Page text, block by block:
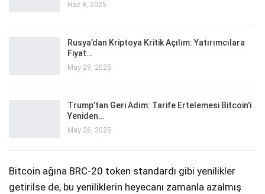
Haz 8, 2025
Rusya’dan Kriptoya Kritik Açılım: Yatırımcılara
Fiyat…
May 29, 2025
Trump’tan Geri Adım: Tarife Ertelemesi Bitcoin’i
Yeniden…
May 26, 2025
Bitcoin ağına BRC-20 token standardı gibi yenilikler
getirilse de, bu yeniliklerin heyecanı zamanla azalmış